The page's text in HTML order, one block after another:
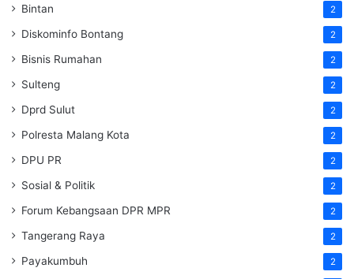
Bintan 2
Diskominfo Bontang 2
Bisnis Rumahan 2
Sulteng 2
Dprd Sulut 2
Polresta Malang Kota 2
DPU PR 2
Sosial & Politik 2
Forum Kebangsaan DPR MPR 2
Tangerang Raya 2
Payakumbuh 2